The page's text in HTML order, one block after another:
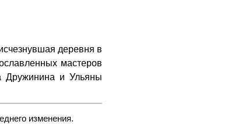
деревня в
мастеров
Дружинина и Ульяны
изменения.